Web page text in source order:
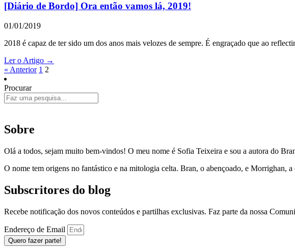
[Diário de Bordo] Ora então vamos lá, 2019!
01/01/2019
2018 é capaz de ter sido um dos anos mais velozes de sempre. É engraçado que ao
Ler o Artigo →
« Anterior 1 2
Procurar
Sobre
Olá a todos, sejam muito bem-vindos! O meu nome é Sofia Teixeira e sou a autora do
O nome tem origens no fantástico e na mitologia celta. Bran, o abençoado, e Morrighan,
Subscritores do blog
Recebe notificação dos novos conteúdos e partilhas exclusivas. Faz parte da nossa
Endereço de Email
Quero fazer parte!